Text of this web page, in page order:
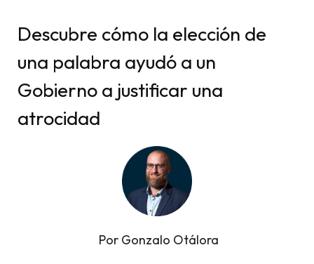
Descubre cómo la elección de
una palabra ayudó a un
Gobierno a justificar una
atrocidad
Por Gonzalo Otálora